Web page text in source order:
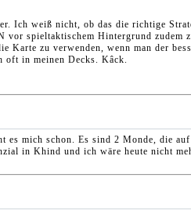
Ich weiß nicht, ob das die richtige
spieltaktischem Hintergrund zudem
zu verwenden, wenn man der
oft in meinen Decks. Kâck.
mich schon. Es sind 2 Monde, die
in Khind und ich wäre heute nicht